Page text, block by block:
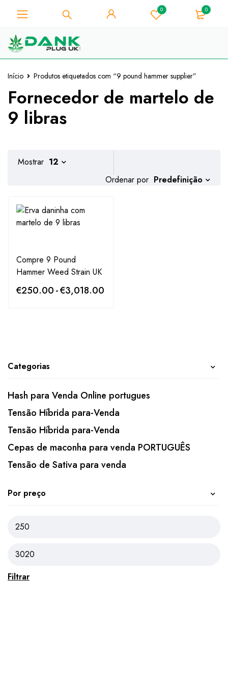
0 0
Início Produtos etiquetados com “9 pound hammer supplier”
Fornecedor de martelo de
9 libras
Categorias
Hash para Venda Online portugues
Tensão Híbrida para-Venda
Tensão Híbrida para-Venda
Cepas de maconha para venda PORTUGUÊS
Tensão de Sativa para venda
Por preço
Filtrar
Ordenar por Predefinição
Mostrar 12
Compre 9 Pound
Hammer Weed Strain UK
€250.00-€3,018.00
Para os amantes de ervas
daninhas - Obtenha o desconto
instantâneo 10% em cada compra
- Código de cupão "WELCOME10"